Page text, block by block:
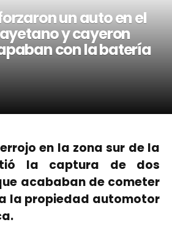
un auto en el
y cayeron
con la batería
en la zona sur de la
la captura de dos
acababan de cometer
la propiedad automotor